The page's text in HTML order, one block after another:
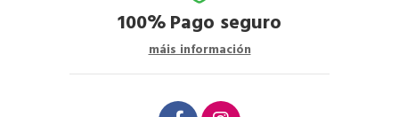
100%Pago seguro
máis información